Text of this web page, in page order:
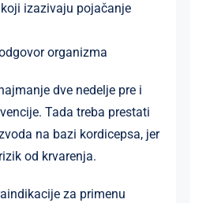
izazivaju pojačanje
organizma
dve nedelje pre i
Tada treba prestati
na bazi kordicepsa, jer
od krvarenja.
za primenu